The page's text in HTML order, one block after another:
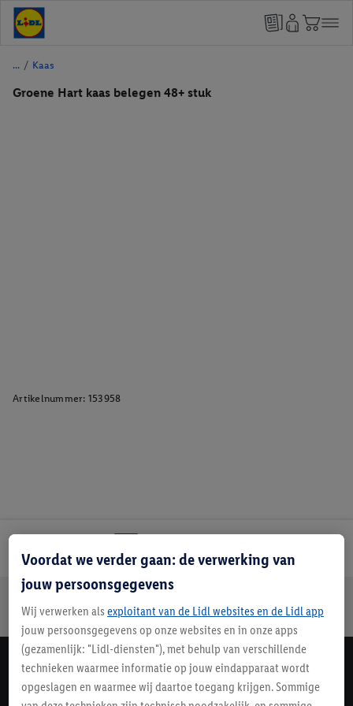
/ Kaas
Groene Hart kaas belegen 48+ stuk
Artikelnummer: 153958
Jouw voordelen bij ons als Lidl webshop klant
Gratis retourneren Veilig winkelen 30 dagen bedenktijd
Lidl Nieuwsbrief
Schrijf je in
Voordat we verder gaan: de verwerking van
jouw persoonsgegevens
Wij verwerken als exploitant van de Lidl websites en de Lidl app
jouw persoonsgegevens op onze websites en in onze apps
(gezamenlijk: "Lidl-diensten"), met behulp van verschillende
technieken waarmee informatie op jouw eindapparaat wordt
opgeslagen en waarmee wij daartoe toegang krijgen. Sommige